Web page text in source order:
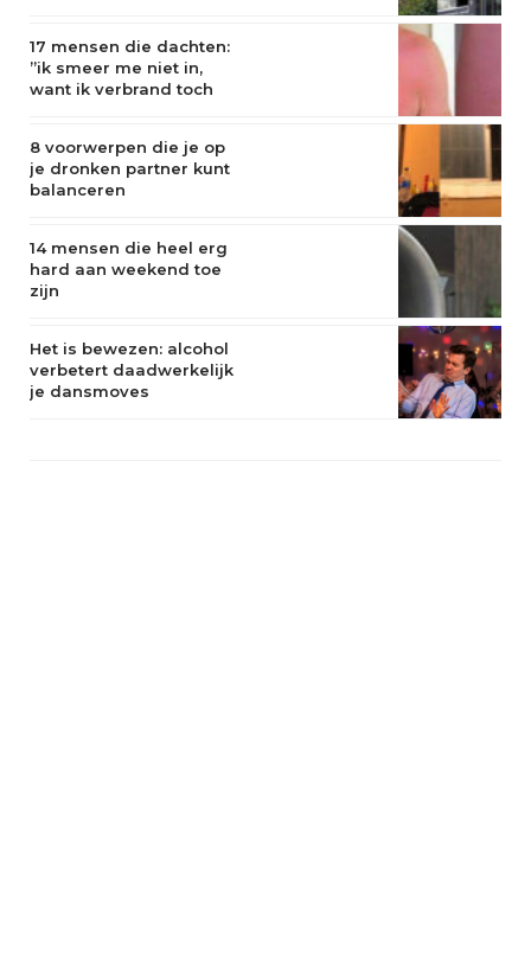
17 mensen die dachten:
”ik smeer me niet in,
want ik verbrand toch
8 voorwerpen die je op
je dronken partner kunt
balanceren
14 mensen die heel erg
hard aan weekend toe
zijn
Het is bewezen: alcohol
verbetert daadwerkelijk
je dansmoves